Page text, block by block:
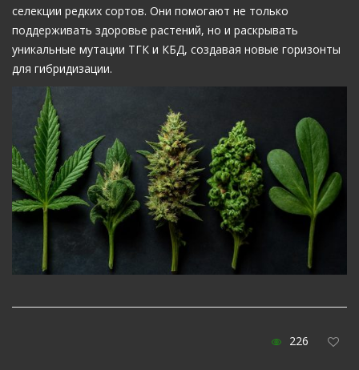
селекции редких сортов. Они помогают не только
поддерживать здоровье растений, но и раскрывать
уникальные мутации ТГК и КБД, создавая новые горизонты
для гибридизации.
226